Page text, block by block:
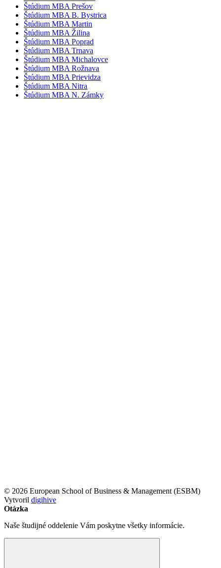
Štúdium MBA Prešov
Štúdium MBA B. Bystrica
Štúdium MBA Martin
Štúdium MBA Žilina
Štúdium MBA Poprad
Štúdium MBA Trnava
Štúdium MBA Michalovce
Štúdium MBA Rožnava
Štúdium MBA Prievidza
Štúdium MBA Nitra
Štúdium MBA N. Zámky
© 2026 European School of Business & Management (ESBM)
Vytvoril digihive
Otázka
Naše študijné oddelenie Vám poskytne všetky informácie.